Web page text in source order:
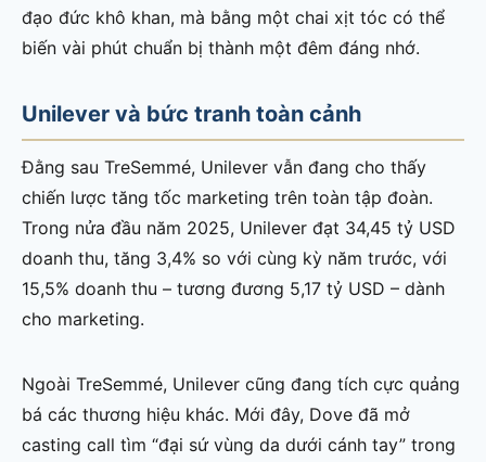
đạo đức khô khan, mà bằng một chai xịt tóc có thể
biến vài phút chuẩn bị thành một đêm đáng nhớ.
Unilever và bức tranh toàn cảnh
Đằng sau TreSemmé, Unilever vẫn đang cho thấy
chiến lược tăng tốc marketing trên toàn tập đoàn.
Trong nửa đầu năm 2025, Unilever đạt 34,45 tỷ USD
doanh thu, tăng 3,4% so với cùng kỳ năm trước, với
15,5% doanh thu – tương đương 5,17 tỷ USD – dành
cho marketing.
Ngoài TreSemmé, Unilever cũng đang tích cực quảng
bá các thương hiệu khác. Mới đây, Dove đã mở
casting call tìm “đại sứ vùng da dưới cánh tay” trong